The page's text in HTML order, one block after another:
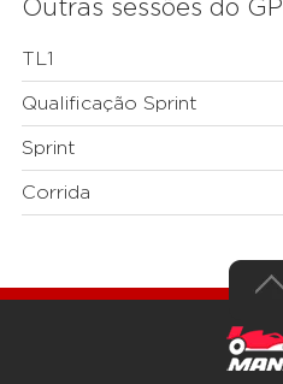
Outras sessões do GP
TL1
Qualificação Sprint
Sprint
Corrida